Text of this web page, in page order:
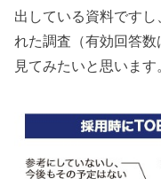
出している資料ですし
れた調査（有効回答
見てみたいと思います